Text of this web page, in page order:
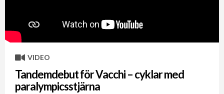
VIDEO
Tandemdebut för Vacchi – cyklar med
paralympicsstjärna